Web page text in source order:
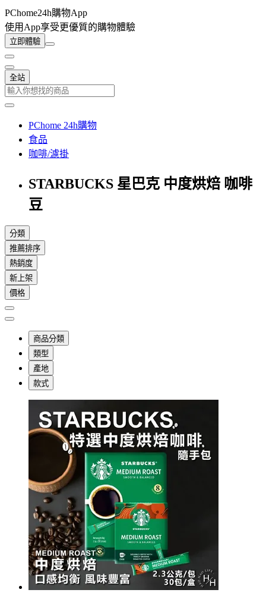
PChome24h購物App
使用App享受更優質的購物體驗
立即體驗
全站
PChome 24h購物
食品
咖啡/濾掛
STARBUCKS 星巴克 中度烘焙 咖啡
豆
分類
推薦排序
熱銷度
新上架
價格
商品分類
類型
產地
款式